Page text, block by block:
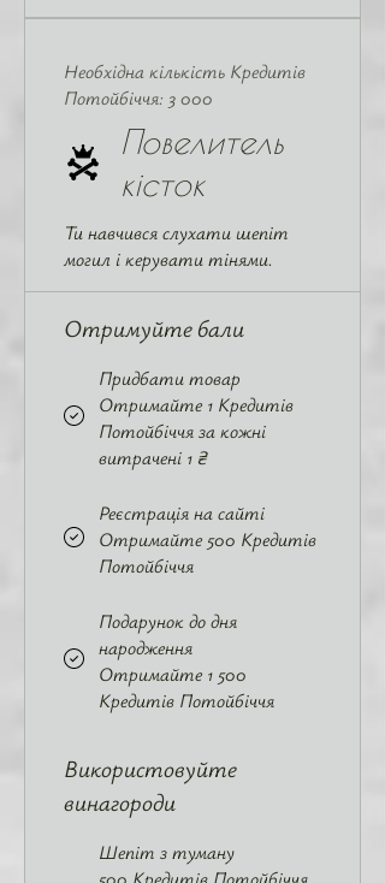
Повелитель
кісток
Необхідна кількість Кредитів
Потойбіччя: 3 000
Ти навчився слухати шепіт
могил і керувати тінями.
Отримуйте бали
Придбати товар
Отримайте 1 Кредитів
Потойбіччя за кожні
витрачені 1 ₴
Реєстрація на сайті
Отримайте 500 Кредитів
Потойбіччя
Подарунок до дня
народження
Отримайте 1 500
Кредитів Потойбіччя
Використовуйте
винагороди
Шепіт з туману